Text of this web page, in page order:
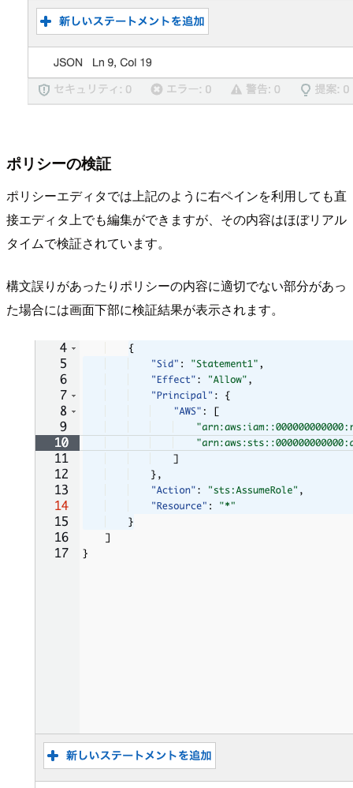
ポリシーの検証
ポリシーエディタでは上記のように右ペインを利用しても直
接エディタ上でも編集ができますが、その内容はほぼリアル
タイムで検証されています。
構文誤りがあったりポリシーの内容に適切でない部分があっ
た場合には画面下部に検証結果が表示されます。